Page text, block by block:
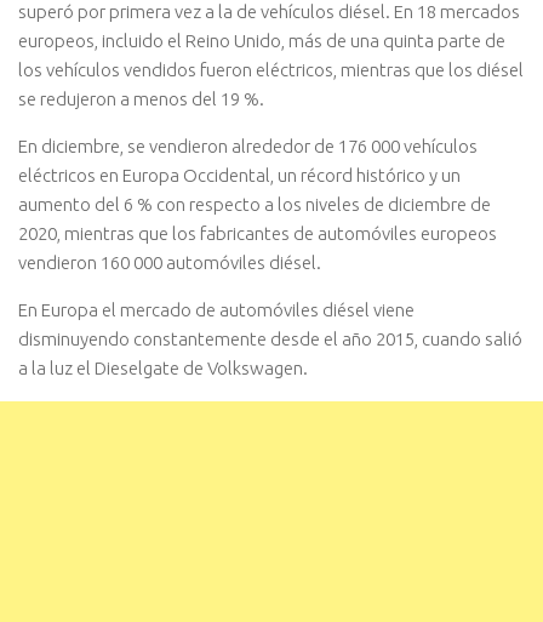
superó por primera vez a la de vehículos diésel. En 18 mercados
europeos, incluido el Reino Unido, más de una quinta parte de
los vehículos vendidos fueron eléctricos, mientras que los diésel
se redujeron a menos del 19 %.
En diciembre, se vendieron alrededor de 176 000 vehículos
eléctricos en Europa Occidental, un récord histórico y un
aumento del 6 % con respecto a los niveles de diciembre de
2020, mientras que los fabricantes de automóviles europeos
vendieron 160 000 automóviles diésel.
En Europa el mercado de automóviles diésel viene
disminuyendo constantemente desde el año 2015, cuando salió
a la luz el Dieselgate de Volkswagen.